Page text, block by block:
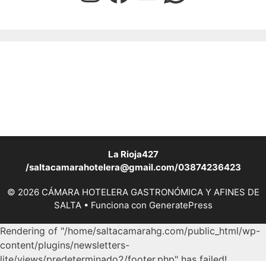
La Rioja427
/saltacamarahotelera@gmail.com/03874236423
© 2026 CÁMARA HOTELERA GASTRONÓMICA Y AFINES DE
SALTA• Funciona con GeneratePress
Rendering of "/home/saltacamarahg.com/public_html/wp-
content/plugins/newsletters-